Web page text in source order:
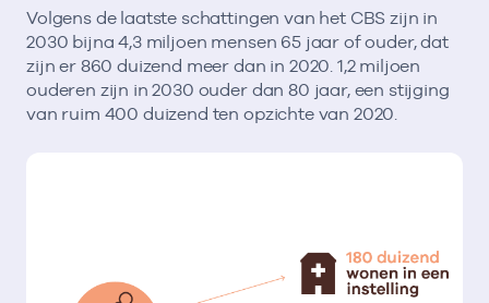
Volgens de laatste schattingen van het CBS zijn in
2030 bijna 4,3 miljoen mensen 65 jaar of ouder, dat
zijn er 860 duizend meer dan in 2020. 1,2 miljoen
ouderen zijn in 2030 ouder dan 80 jaar, een stijging
van ruim 400 duizend ten opzichte van 2020.